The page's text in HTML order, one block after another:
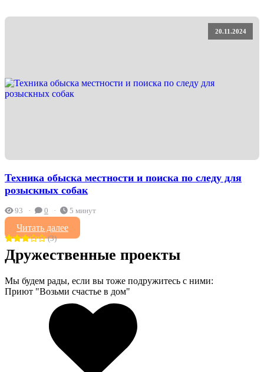
20.11.2024
Техника обыска местности и поиска по следу для
розыскных собак
93 0 5 минут
Читать далее
(3)
Дружественные проекты
Мы будем рады, если вы тоже подружитесь с ними:
Приют "Возьми счастье в дом"